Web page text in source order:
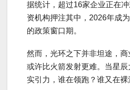
据统计，超过16家企业正在
资机构押注其中，2026年成
的政策窗口期。
然而，光环之下并非坦途，
或许比火箭发射更难。当星
实引力，谁在领跑？谁又在裸